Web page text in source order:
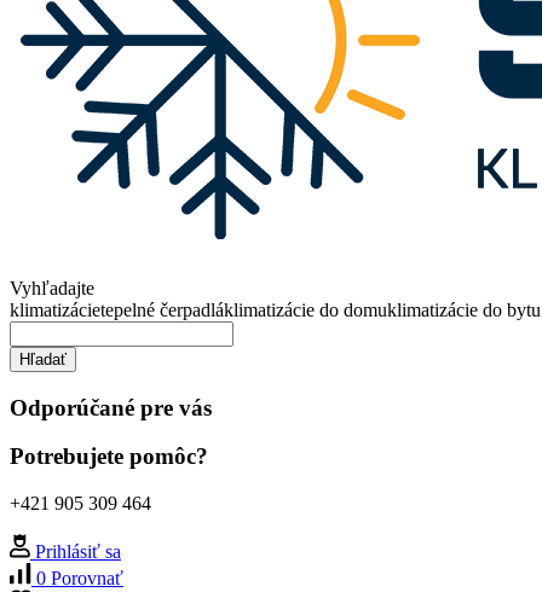
Vyhľadajte
klimatizácietepelné čerpadláklimatizácie do domuklimatizácie do bytu
Hľadať
Odporúčané pre vás
Potrebujete pomôc?
+421 905 309 464
Prihlásiť sa
0 Porovnať